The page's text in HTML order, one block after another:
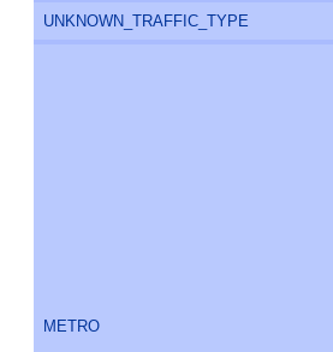
UNKNOWN_TRAFFIC_TYPE
METRO